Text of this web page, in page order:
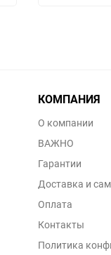
КОМПАНИЯ
О компании
ВАЖНО
Гарантии
Доставка и
Оплата
Контакты
Политика